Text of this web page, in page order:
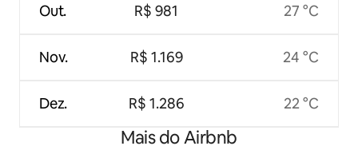
Out.
Nov.
Dez.
R$ 981
R$ 1.169
R$ 1.286
27 °C
24 °C
22 °C
Mais do Airbnb